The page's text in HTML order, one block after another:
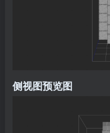
侧视图预览图